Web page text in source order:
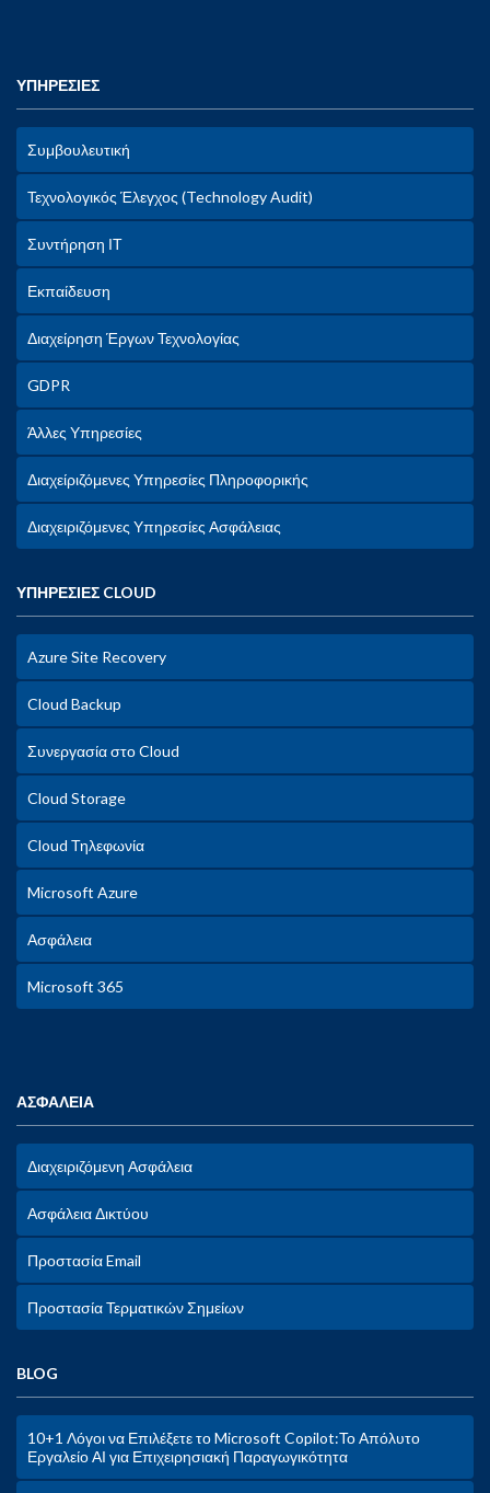
ΥΠΗΡΕΣΙΕΣ
Συμβουλευτική
Τεχνολογικός Έλεγχος (Technology Audit)
Συντήρηση ΙΤ
Εκπαίδευση
Διαχείρηση Έργων Τεχνολογίας
GDPR
Άλλες Υπηρεσίες
Διαχείριζόμενες Υπηρεσίες Πληροφορικής
Διαχειριζόμενες Υπηρεσίες Ασφάλειας
ΥΠΗΡΕΣΙΕΣ CLOUD
Azure Site Recovery
Cloud Backup
Συνεργασία στο Cloud
Cloud Storage
Cloud Τηλεφωνία
Microsoft Azure
Ασφάλεια
Microsoft 365
ΑΣΦΑΛΕΙΑ
Διαχειριζόμενη Ασφάλεια
Ασφάλεια Δικτύου
Προστασία Email
Προστασία Τερματικών Σημείων
BLOG
10+1 Λόγοι να Επιλέξετε το Microsoft Copilot:Το Απόλυτο
Εργαλείο ΑΙ για Επιχειρησιακή Παραγωγικότητα